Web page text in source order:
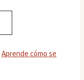
Aprende cómo se